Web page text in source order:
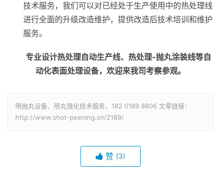
技术服务，我们可以对已经处于生产使用中的热处理线
进行全面的升级改造维护，提供改造后技术培训和维护
服务。
专业设计热处理自动生产线、热处理-抛丸涂装线等自
动化表面处理设备，欢迎来我司考察参观。
喷抛丸设备、喷丸强化技术服务，182 0189 8806 文章链接：
http://www.shot-peening.cn/2189/
赞 (3)